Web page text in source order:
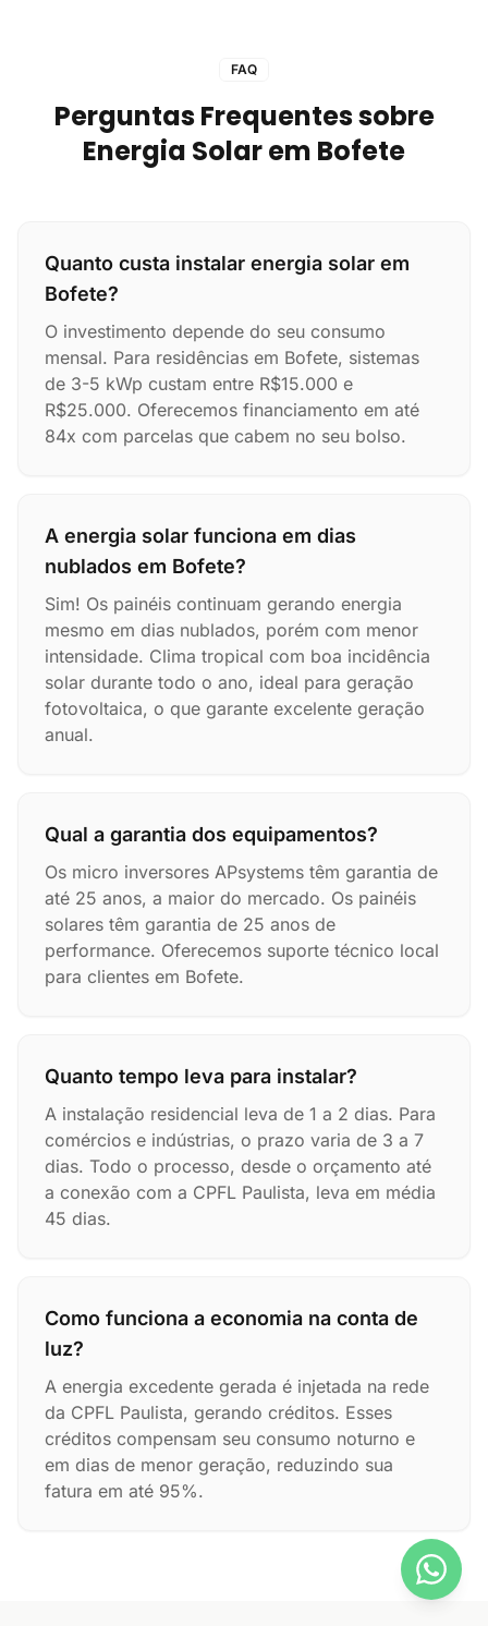
FAQ
Perguntas Frequentes sobre
Energia Solar em Bofete
Quanto custa instalar energia solar em
Bofete?
O investimento depende do seu consumo
mensal. Para residências em Bofete, sistemas
de 3-5 kWp custam entre R$15.000 e
R$25.000. Oferecemos financiamento em até
84x com parcelas que cabem no seu bolso.
A energia solar funciona em dias
nublados em Bofete?
Sim! Os painéis continuam gerando energia
mesmo em dias nublados, porém com menor
intensidade. Clima tropical com boa incidência
solar durante todo o ano, ideal para geração
fotovoltaica, o que garante excelente geração
anual.
Qual a garantia dos equipamentos?
Os micro inversores APsystems têm garantia de
até 25 anos, a maior do mercado. Os painéis
solares têm garantia de 25 anos de
performance. Oferecemos suporte técnico local
para clientes em Bofete.
Quanto tempo leva para instalar?
A instalação residencial leva de 1 a 2 dias. Para
comércios e indústrias, o prazo varia de 3 a 7
dias. Todo o processo, desde o orçamento até
a conexão com a CPFL Paulista, leva em média
45 dias.
Como funciona a economia na conta de
luz?
A energia excedente gerada é injetada na rede
da CPFL Paulista, gerando créditos. Esses
créditos compensam seu consumo noturno e
em dias de menor geração, reduzindo sua
fatura em até 95%.